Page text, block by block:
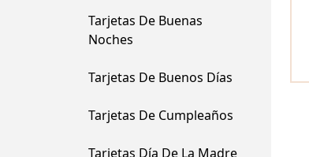
Tarjetas De Buenas
Noches
Tarjetas De Buenos Días
Tarjetas De Cumpleaños
Tarjetas Día De La Madre